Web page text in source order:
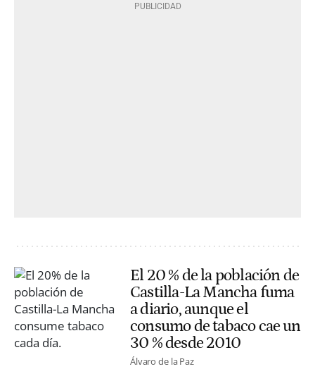
El 20 % de la población de
Castilla-La Mancha fuma
a diario, aunque el
consumo de tabaco cae un
30 % desde 2010
Álvaro de la Paz